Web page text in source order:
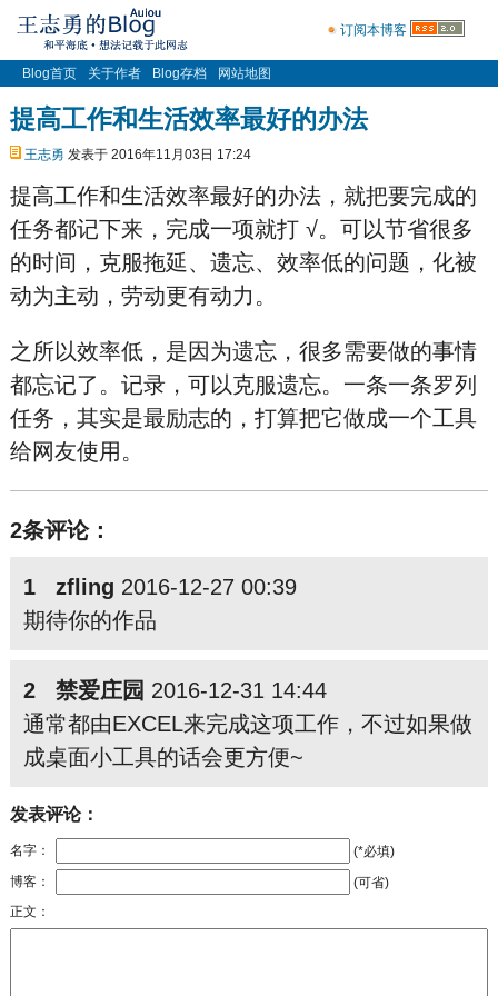
订阅本博客
Blog首页 关于作者 Blog存档 网站地图
提高工作和生活效率最好的办法
王志勇 发表于 2016年11月03日 17:24
提高工作和生活效率最好的办法，就把要完成的
任务都记下来，完成一项就打 √。可以节省很多
的时间，克服拖延、遗忘、效率低的问题，化被
动为主动，劳动更有动力。
之所以效率低，是因为遗忘，很多需要做的事情
都忘记了。记录，可以克服遗忘。一条一条罗列
任务，其实是最励志的，打算把它做成一个工具
给网友使用。
2条评论：
1 zfling 2016-12-27 00:39
期待你的作品
2 禁爱庄园 2016-12-31 14:44
通常都由EXCEL来完成这项工作，不过如果做
成桌面小工具的话会更方便~
发表评论：
名字：
(*必填)
博客：
(可省)
正文：